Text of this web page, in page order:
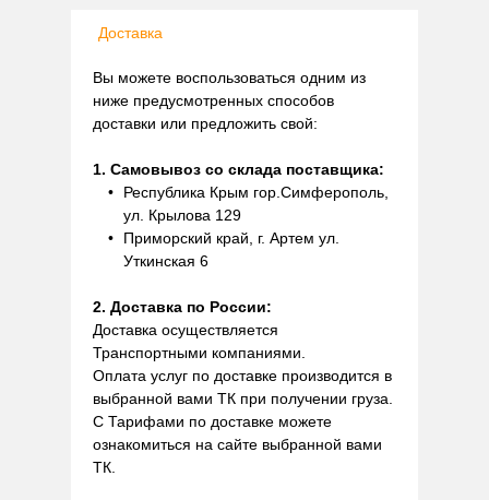
Доставка
Вы можете воспользоваться одним из
ниже предусмотренных способов
доставки или предложить свой:
1. Самовывоз со склада поставщика:
Республика Крым гор.Симферополь,
ул. Крылова 129
Приморский край, г. Артем ул.
Уткинская 6
2. Доставка по России:
Доставка осуществляется
Транспортными компаниями.
Оплата услуг по доставке производится в
выбранной вами ТК при получении груза.
С Тарифами по доставке можете
ознакомиться на сайте выбранной вами
ТК.